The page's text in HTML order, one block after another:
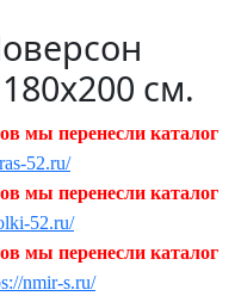
см.
мы перенесли каталог
52.ru/
мы перенесли каталог
52.ru/
мы перенесли каталог
nmir-s.ru/